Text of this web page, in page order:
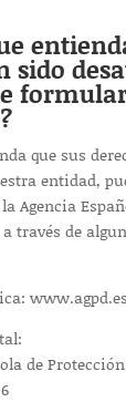
sido
que sus
entidad,
Agencia
través de
www.agpd.es
de